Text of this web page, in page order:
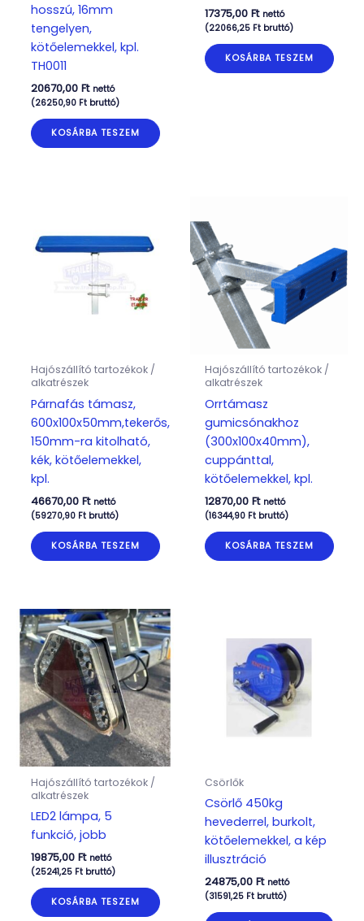
hosszú, 16mm
tengelyen,
kötőelemekkel, kpl.
TH0011
20670,00 Ft nettó
(26250,90 Ftbruttó)
KOSÁRBA TESZEM
17375,00 Ft nettó
(22066,25 Ftbruttó)
KOSÁRBA TESZEM
Hajószállító tartozékok /
alkatrészek
Párnafás támasz,
600x100x50mm,tekerős,
150mm-ra kitolható,
kék, kötőelemekkel,
kpl.
46670,00 Ft nettó
(59270,90 Ftbruttó)
KOSÁRBA TESZEM
Hajószállító tartozékok /
alkatrészek
Orrtámasz
gumicsónakhoz
(300x100x40mm),
cuppánttal,
kötőelemekkel, kpl.
12870,00 Ft nettó
(16344,90 Ftbruttó)
KOSÁRBA TESZEM
Hajószállító tartozékok /
alkatrészek
LED2 lámpa, 5
funkció, jobb
19875,00 Ft nettó
(25241,25 Ftbruttó)
KOSÁRBA TESZEM
Csörlők
Csörlő 450kg
hevederrel, burkolt,
kötőelemekkel, a kép
illusztráció
24875,00 Ft nettó
(31591,25 Ftbruttó)